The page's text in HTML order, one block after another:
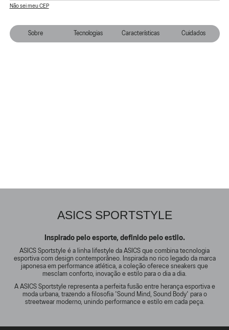
Sobre Tecnologias Características Cuidados
Não sei meu CEP
ASICS SPORTSTYLE
Inspirado pelo esporte, definido pelo estilo.
ASICS Sportstyle é a linha lifestyle da ASICS que combina tecnologia
esportiva com design contemporâneo. Inspirada no rico legado da marca
japonesa em performance atlética, a coleção oferece sneakers que
mesclam conforto, inovação e estilo para o dia a dia.
A ASICS Sportstyle representa a perfeita fusão entre herança esportiva e
moda urbana, trazendo a filosofia 'Sound Mind, Sound Body' para o
streetwear moderno, unindo performance e estilo em cada peça.